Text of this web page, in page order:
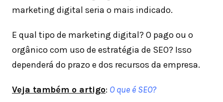
marketing digital seria o mais indicado.
E qual tipo de marketing digital? O pago ou o
orgânico com uso de estratégia de SEO? Isso
dependerá do prazo e dos recursos da empresa.
Veja também o artigo: O que é SEO?